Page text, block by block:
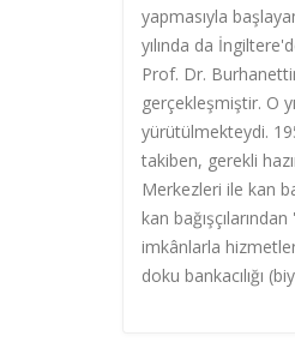
yapmasıyla
yılında da
Prof. Dr.
gerçekleşmiştir. O
yürütülmekteydi.
takiben, gerekli
Merkezleri ile kan
kan
imkânlarla
doku bankacılığı